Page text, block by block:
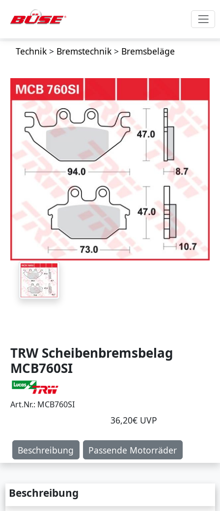
Technik> Bremstechnik> Bremsbeläge
TRW Scheibenbremsbelag
MCB760SI
Art.Nr.: MCB760SI
36,20€ UVP
Beschreibung Passende Motorräder
Beschreibung